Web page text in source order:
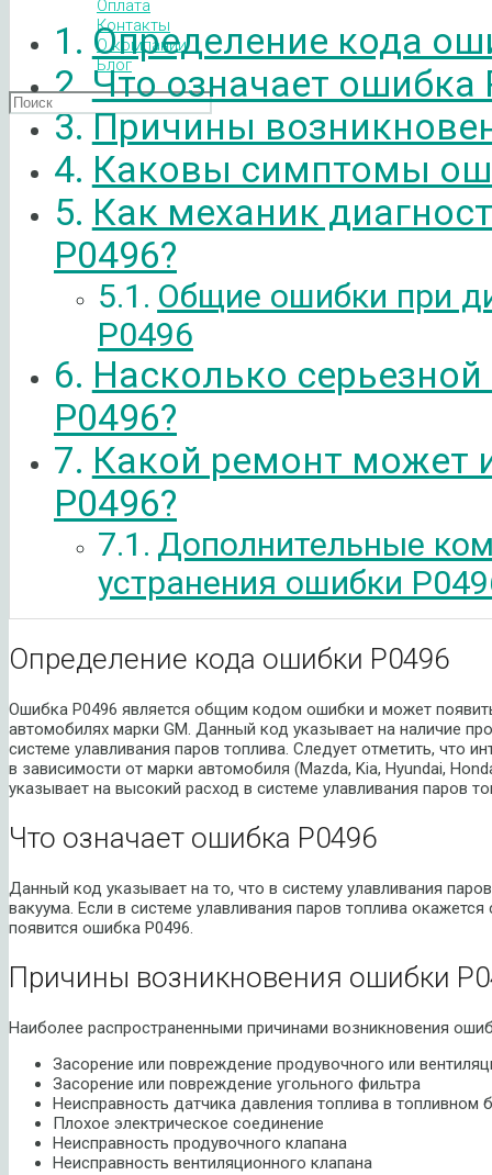
Оплата
Контакты
О компании
Блог
Определение кода
Что означает ошибка
Причины
Каковы симптомы
Как механик
P0496?
Общие ошибки при
P0496
Насколько
P0496?
Какой ремонт может
P0496?
Дополнительные
устранения ошибки
Определение кода ошибки P0496
Ошибка P0496 является общим кодом ошибки и может
автомобилях марки GM. Данный код указывает на наличие
системе улавливания паров топлива. Следует отметить, что
в зависимости от марки автомобиля (Mazda, Kia, Hyundai,
указывает на высокий расход в системе улавливания паров
Что означает ошибка P0496
Данный код указывает на то, что в систему улавливания
вакуума. Если в системе улавливания паров топлива
появится ошибка P0496.
Причины возникновения ошибки
Наиболее распространенными причинами возникновения
Засорение или повреждение продувочного или
Засорение или повреждение угольного фильтра
Неисправность датчика давления топлива в топливном
Плохое электрическое соединение
Неисправность продувочного клапана
Неисправность вентиляционного клапана